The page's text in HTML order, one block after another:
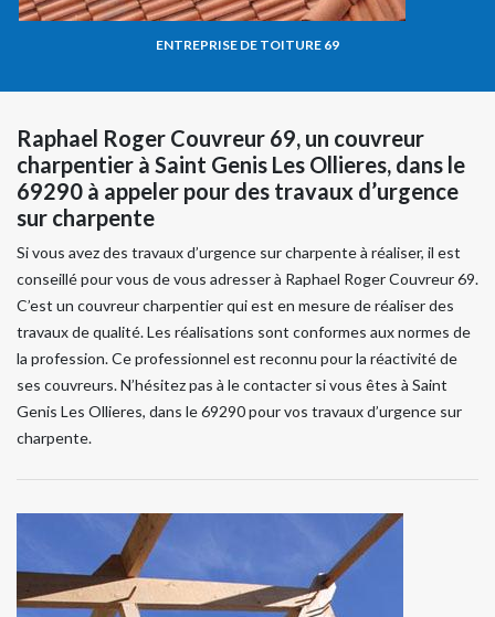
ENTREPRISE DE TOITURE 69
Raphael Roger Couvreur 69, un couvreur
charpentier à Saint Genis Les Ollieres, dans le
69290 à appeler pour des travaux d’urgence
sur charpente
Si vous avez des travaux d’urgence sur charpente à réaliser, il est
conseillé pour vous de vous adresser à Raphael Roger Couvreur 69.
C’est un couvreur charpentier qui est en mesure de réaliser des
travaux de qualité. Les réalisations sont conformes aux normes de
la profession. Ce professionnel est reconnu pour la réactivité de
ses couvreurs. N’hésitez pas à le contacter si vous êtes à Saint
Genis Les Ollieres, dans le 69290 pour vos travaux d’urgence sur
charpente.